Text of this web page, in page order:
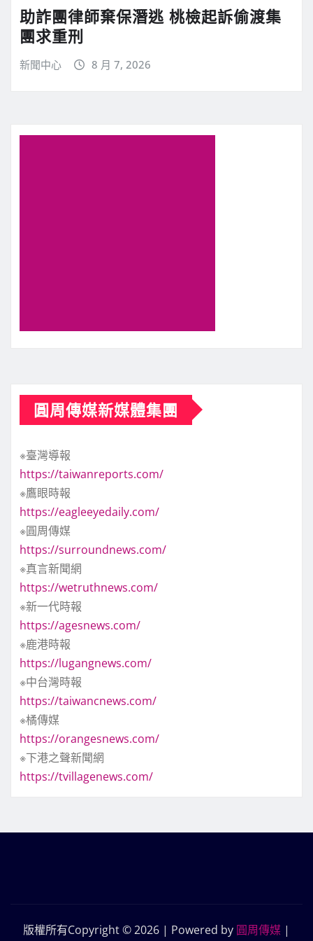
助詐團律師棄保潛逃 桃檢起訴偷渡集
團求重刑
新聞中心 8 月 7, 2026
圓周傳媒新媒體集團
※臺灣導報
https://taiwanreports.com/
※鷹眼時報
https://eagleeyedaily.com/
※圓周傳媒
https://surroundnews.com/
※真言新聞網
https://wetruthnews.com/
※新一代時報
https://agesnews.com/
※鹿港時報
https://lugangnews.com/
※中台灣時報
https://taiwancnews.com/
※橘傳媒
https://orangesnews.com/
※下港之聲新聞網
https://tvillagenews.com/
版權所有Copyright © 2026 | Powered by 圓周傳媒 |